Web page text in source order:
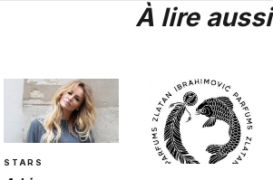
À lire aussi
STARS